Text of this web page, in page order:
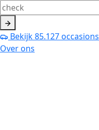
Bekijk85.127occasions
Over ons